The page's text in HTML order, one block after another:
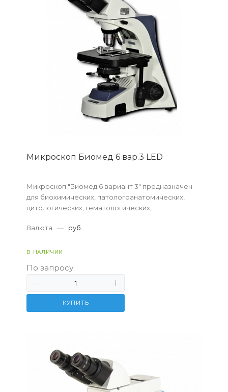
Микpоскоп Биомед 6 вар.3 LED
Микроскоп "Биомед 6 вариант 3" предназначен
для биохимических, патологоанатомических,
цитологических, гематологических,
биологических и общеклинических исследований
Валюта — руб.
В НАЛИЧИИ
По запросу
КУПИТЬ